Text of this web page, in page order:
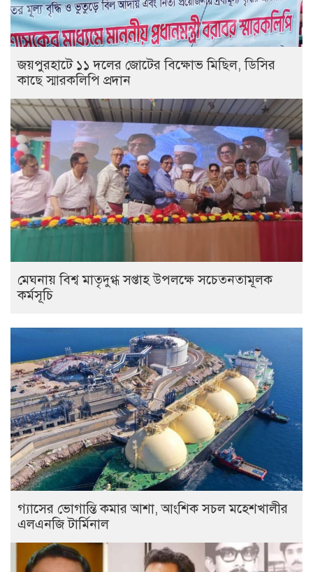
জয়পুরহাটে ১১ দলের জোটের বিক্ষোভ মিছিল, ডিসির
কাছে স্মারকলিপি প্রদান
মেঘনায় বিশ্ব মাতৃদুগ্ধ সপ্তাহ উপলক্ষে সচেতনতামূলক
কর্মসূচি
গ্যাসের ভোগান্তি কমার আশা, আংশিক সচল মহেশখালীর
এলএনজি টার্মিনাল